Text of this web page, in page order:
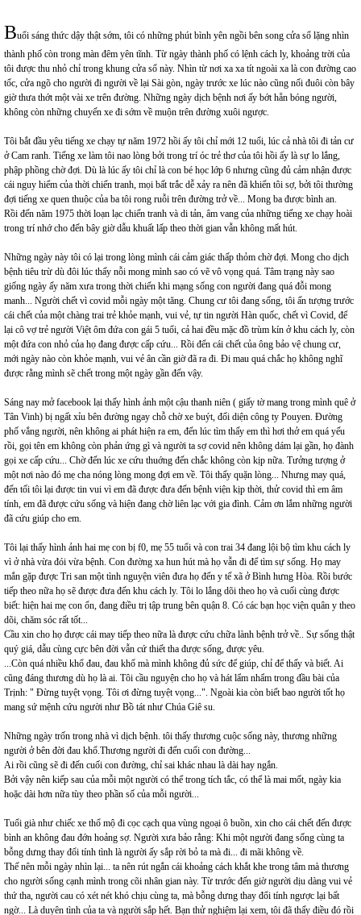
Buổi sáng thức dậy thật sớm, tôi có những phút bình yên ngồi bên song cửa sổ lặng nhìn
thành phố còn trong màn đêm yên tĩnh. Từ ngày thành phố có lệnh cách ly, khoảng trời của
tôi được thu nhỏ chỉ trong khung cửa sổ này. Nhìn từ nơi xa xa tít ngoài xa là con đường cao
tốc, cửa ngõ cho người đi người về lại Sài gòn, ngày trước xe lúc nào cũng nối đuôi còn bây
giờ thưa thớt một vài xe trên đường. Những ngày dịch bệnh nơi ấy bớt hẵn bóng người,
không còn những chuyến xe đi sớm về muộn trên đường xuôi ngược.
Tôi bắt đầu yêu tiếng xe chạy tự năm 1972 hồi ấy tôi chỉ mới 12 tuổi, lúc cả nhà tôi đi tản cư
ở Cam ranh. Tiếng xe làm tôi nao lòng bởi trong trí óc trẻ thơ của tôi hồi ấy là sự lo lắng,
phập phồng chờ đợi. Dù là lúc ấy tôi chỉ là con bé học lớp 6 nhưng cũng đủ cảm nhận được
cái nguy hiểm của thời chiến tranh, mọi bất trắc dễ xảy ra nên đã khiến tôi sợ, bởi tôi thường
đợi tiếng xe quen thuộc của ba tôi rong ruỗi trên đường trở về... Mong ba được bình an.
Rồi đến năm 1975 thời loạn lạc chiến tranh và di tản, âm vang của những tiếng xe chạy hoài
trong trí nhớ cho đến bây giờ dẫu khuất lấp theo thời gian vẫn không mất hút.
Những ngày này tôi có lại trong lòng mình cái cảm giác thấp thỏm chờ đợi. Mong cho dịch
bệnh tiêu trừ dù đôi lúc thấy nỗi mong mình sao có vẽ vô vọng quá. Tâm trạng này sao
giống ngày ấy năm xưa trong thời chiến khi mạng sống con người đang quá đỗi mong
manh... Người chết vì covid mỗi ngày một tăng. Chung cư tôi đang sống, tôi ấn tượng trước
cái chết của một chàng trai trẻ khỏe mạnh, vui vẻ, tự tin người Hàn quốc, chết vì Covid, để
lại cô vợ trẻ người Việt ôm đứa con gái 5 tuổi, cả hai đều mặc đồ trùm kín ở khu cách ly, còn
một đứa con nhỏ của họ đang được cấp cứu... Rồi đến cái chết của ông bảo vệ chung cư,
mới ngày nào còn khỏe mạnh, vui vẻ ân cần giờ đã ra đi. Đi mau quá chắc họ không nghĩ
được rằng mình sẽ chết trong một ngày gần đến vậy.
Sáng nay mở facebook lại thấy hình ảnh một cậu thanh niên ( giấy tờ mang trong mình quê ở
Tân Vinh) bị ngất xỉu bên đường ngay chỗ chờ xe buýt, đối diện công ty Pouyen. Đường
phố vắng người, nên không ai phát hiện ra em, đến lúc tìm thấy em thì hơi thở em quá yếu
rồi, gọi tên em không còn phản ứng gì và người ta sợ covid nên không dám lại gần, họ đành
gọi xe cấp cứu... Chờ đến lúc xe cứu thuớng đến chắc không còn kịp nữa. Tưởng tượng ở
một nơi nào đó mẹ cha nóng lòng mong đợi em về. Tôi thấy quặn lòng... Nhưng may quá,
đến tối tôi lại được tin vui vì em đã được đưa đến bệnh viện kịp thời, thử covid thì em âm
tính, em đã được cứu sống và hiện đang chờ liên lạc với gia đình. Cảm ơn lắm những người
đã cứu giúp cho em.
Tôi lại thấy hình ảnh hai mẹ con bị f0, mẹ 55 tuổi và con trai 34 đang lội bộ tìm khu cách ly
vì ở nhà vừa đói vừa bệnh. Con đường xa hun hút mà họ vẫn đi để tìm sự sống. Họ may
mắn gặp được Tri san một tình nguyện viên đưa họ đến y tế xã ở Bình hưng Hòa. Rồi bước
tiếp theo nữa họ sẽ được đưa đến khu cách ly. Tôi lo lắng dõi theo họ và cuối cùng được
biết: hiện hai mẹ con ổn, đang điều trị tập trung bên quận 8. Có các bạn học viện quân y theo
dõi, chăm sóc rất tốt...
Cầu xin cho họ được cái may tiếp theo nữa là được cứu chữa lành bệnh trở về.. Sự sống thật
quý giá, dẫu cùng cực bên đời vẫn cứ thiết tha được sống, được yêu.
...Còn quá nhiều khổ đau, đau khổ mà mình không đủ sức để giúp, chỉ để thấy và biết. Ai
cũng đáng thương dù họ là ai. Tôi cầu nguyện cho họ và hát lẩm nhẩm trong đầu bài của
Trịnh: " Đừng tuyệt vọng. Tôi ơi đừng tuyệt vọng...". Ngoài kia còn biết bao người tốt họ
mang sứ mệnh cứu người như Bồ tát như Chúa Giê su.
Những ngày trốn trong nhà vì dịch bệnh. tôi thấy thương cuộc sống này, thương những
người ở bên đời đau khổ.Thương người đi đến cuối con đường...
Ai rồi cũng sẽ đi đến cuối con đường, chỉ sai khác nhau là dài hay ngắn.
Bởi vậy nên kiếp sau của mỗi một người có thể trong tích tắc, có thể là mai mốt, ngày kia
hoặc dài hơn nữa tùy theo phần số của mỗi người...
Tuổi già như chiếc xe thổ mộ đi cọc cạch qua vùng ngoại ô buồn, xin cho cái chết đến được
bình an không đau đớn hoảng sợ. Người xưa bảo rằng: Khi một người đang sống cùng ta
bỗng dưng thay đổi tính tình là người ấy sắp rời bỏ ta mà đi... đi mãi không về.
Thế nên mỗi ngày nhìn lại... ta nên rút ngắn cái khoảng cách khắt khe trong tâm mà thương
cho người sống cạnh mình trong cõi nhân gian này. Từ trước đến giờ người dịu dàng vui vẻ
thứ tha, người cau có xét nét khó chịu cùng ta, mà bỗng dưng thay đổi tính ngược lại bất
ngờ... Là duyên tình của ta và người sắp hết. Bạn thử nghiệm lại xem, tôi đã thấy điều đó rồi